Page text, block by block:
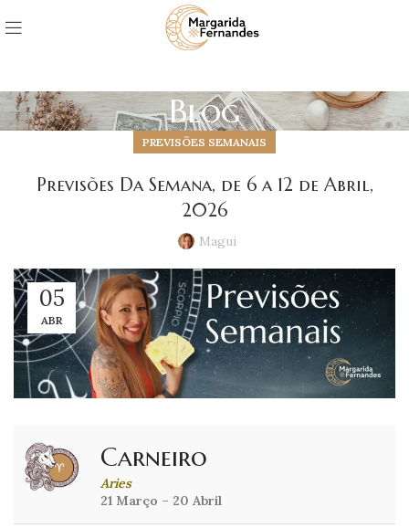
Blog
PREVISÕES SEMANAIS
Previsões Da Semana, de 6 a 12 de Abril,
2026
Magui
05
ABR
Carneiro
Aries
21 Março – 20 Abril